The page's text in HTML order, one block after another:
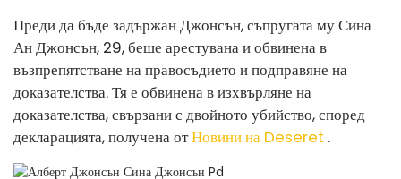
Преди да бъде задържан Джонсън, съпругата му Сина
Ан Джонсън, 29, беше арестувана и обвинена в
възпрепятстване на правосъдието и подправяне на
доказателства. Тя е обвинена в изхвърляне на
доказателства, свързани с двойното убийство, според
декларацията, получена отНовини на Deseret .